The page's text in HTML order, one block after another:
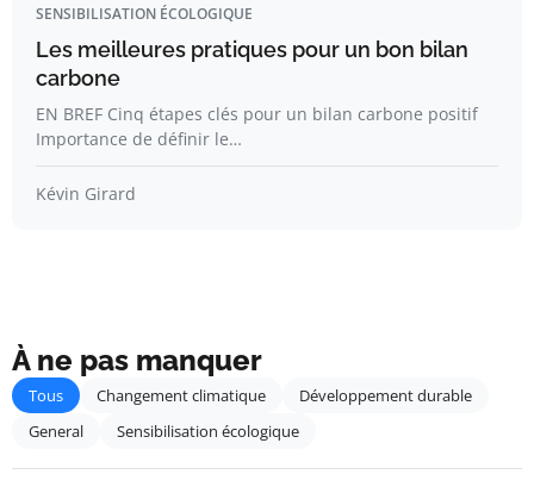
SENSIBILISATION ÉCOLOGIQUE
Les meilleures pratiques pour un bon bilan
carbone
EN BREF Cinq étapes clés pour un bilan carbone positif
Importance de définir le…
Kévin Girard
À ne pas manquer
Tous Changement climatique
Développement durable
General
Sensibilisation écologique